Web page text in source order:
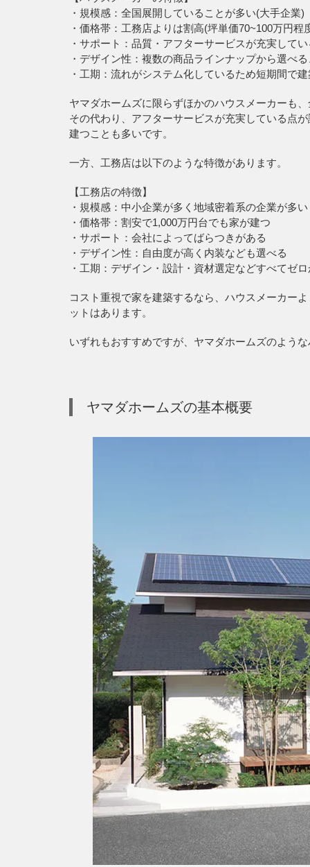
・規模感：全国展開していることが多い(大手企業)
・価格帯：工務店よりは割高(坪単価70~100万円程
・サポート：品質・アフターサービスが充実して
・デザイン性：複数の商品ラインナップから選べ
・工期：流れがシステム化しているため短期間で
ヤマダホームズに限らずほかのハウスメーカーも
その代わり、アフターサービスが充実している点
建つことも多いです。
一方、工務店は以下のような特徴があります。
【工務店の特徴】
・規模感：中小企業が多く地域密着系の企業が多い
・価格帯：割安で1,000万円台でも家が建つ
・サポート：会社によってばらつきがある
・デザイン性：自由度が高く内装なども選べる
・工期：デザイン・設計・資材選定などすべてゼ
コスト重視で家を建築するなら、ハウスメーカー
ットはあります。
いずれもおすすめですが、ヤマダホームズのよう
ヤマダホームズの基本概要